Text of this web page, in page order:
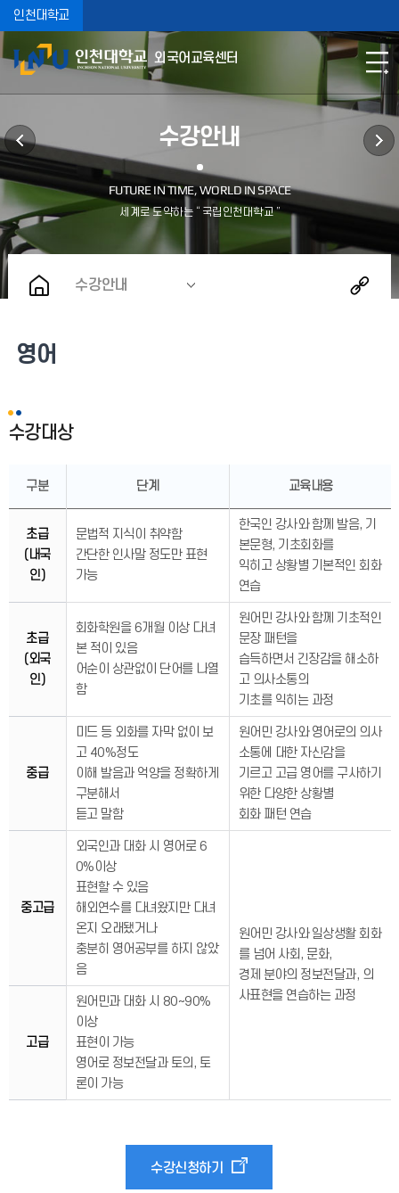
인천대학교
외국어교육센터
수강안내
수강안내
영어
수강대상
구분 단계 교육내용
초급
(내국
인)
문법적 지식이 취약함
간단한 인사말 정도만 표현
가능
한국인 강사와 함께 발음, 기
본문형, 기초회화를
익히고 상황별 기본적인 회화
연습
초급
(외국
인)
회화학원을 6개월 이상 다녀
본 적이 있음
어순이 상관없이 단어를 나열
함
원어민 강사와 함께 기초적인
문장 패턴을
습득하면서 긴장감을 해소하
고 의사소통의
기초를 익히는 과정
중급
미드 등 외화를 자막 없이 보
고 40%정도
이해 발음과 억양을 정확하게
구분해서
듣고 말함
원어민 강사와 영어로의 의사
소통에 대한 자신감을
기르고 고급 영어를 구사하기
위한 다양한 상황별
회화 패턴 연습
중고급
외국인과 대화 시 영어로 6
0%이상
표현할 수 있음
해외연수를 다녀왔지만 다녀
온지 오래됐거나
충분히 영어공부를 하지 않았
음
원어민 강사와 일상생활 회화
를 넘어 사회, 문화,
경제 분야의 정보전달과, 의
사표현을 연습하는 과정
고급
원어민과 대화 시 80~90%
이상
표현이 가능
영어로 정보전달과 토의, 토
론이 가능
수강신청하기